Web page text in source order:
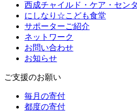
西成チャイルド・ケア・セン
にしなり☆こども食堂
サポーターご紹介
ネットワーク
お問い合わせ
お知らせ
ご支援のお願い
毎月の寄付
都度の寄付